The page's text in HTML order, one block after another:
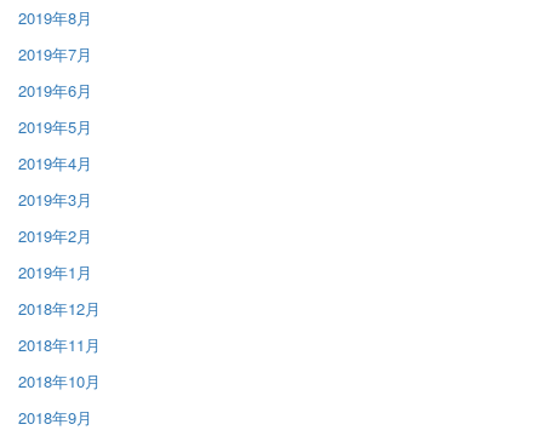
2019年8月
2019年7月
2019年6月
2019年5月
2019年4月
2019年3月
2019年2月
2019年1月
2018年12月
2018年11月
2018年10月
2018年9月